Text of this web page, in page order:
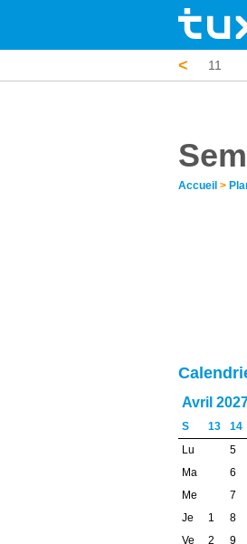
<
10 11
Accueil >
Avril
S 13 14
Lu
5
Ma
6
Me
7
Je
1 8
Ve
2 9